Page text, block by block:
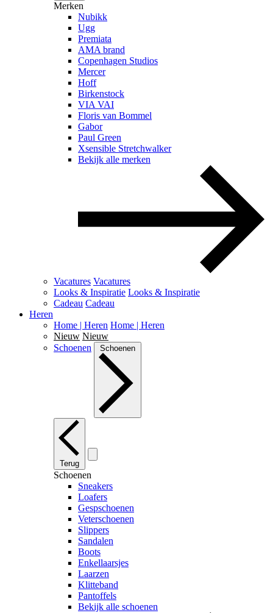
Merken
Nubikk
Ugg
Premiata
AMA brand
Copenhagen Studios
Mercer
Hoff
Birkenstock
VIA VAI
Floris van Bommel
Gabor
Paul Green
Xsensible Stretchwalker
Bekijk alle merken
Vacatures Vacatures
Looks & Inspiratie Looks & Inspiratie
Cadeau Cadeau
Heren
Home | Heren Home | Heren
Nieuw Nieuw
Schoenen
Schoenen
Terug
Schoenen
Sneakers
Loafers
Gespschoenen
Veterschoenen
Slippers
Sandalen
Boots
Enkellaarsjes
Laarzen
Klitteband
Pantoffels
Bekijk alle schoenen